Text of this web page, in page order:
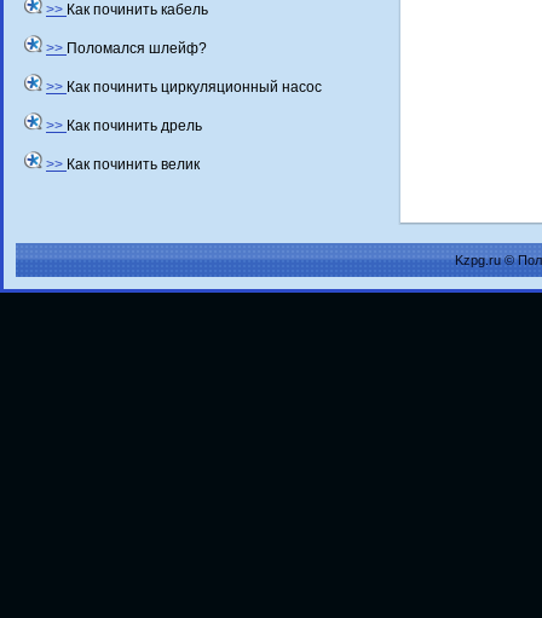
>> Как починить кабель
>> Поломался шлейф?
>> Как починить циркуляционный насос
>> Как починить дрель
>> Как починить велик
Kzpg.ru ©